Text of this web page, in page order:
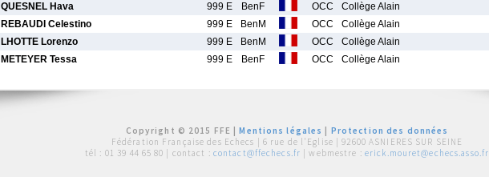
QUESNEL Hava 999 E BenF OCC Collège Alain
REBAUDI Celestino 999 E BenM OCC Collège Alain
LHOTTE Lorenzo 999 E BenM OCC Collège Alain
METEYER Tessa 999 E BenF OCC Collège Alain
Copyright © 2015 FFE |Mentions légales
Protection des données
Fédération Française des Echecs | 6 rue de l'Eglise | 92600 ASNIERES SUR SEINE
tél : 01 39 44 65 80 | contact : contact@ffechecs.fr | webmestre : erick.mouret@echecs.asso.fr